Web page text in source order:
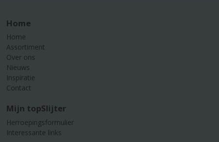
Home
Home
Assortiment
Over ons
Nieuws
Inspiratie
Contact
Mijn topSlijter
Herroepingsformulier
Interessante links